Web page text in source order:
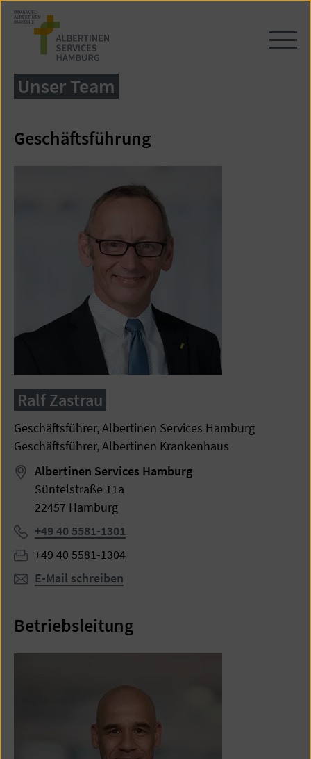
Zum
Seiteninhalt
springen
Unser Team
Geschäftsführung
Ralf Zastrau
Geschäftsführer, Albertinen Services Hamburg
Geschäftsführer, Albertinen Krankenhaus
Albertinen Services Hamburg
Süntelstraße 11a
22457 Hamburg
Telefon:
+49 40 5581-1301
Fax:
+49 40 5581-1304
E-Mail schreiben
Betriebsleitung